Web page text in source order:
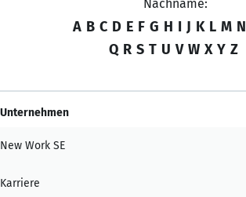
Nachname:
A B C D E F G H I J K L M N
Q R S T U V W X Y Z
Unternehmen
New Work SE
Karriere